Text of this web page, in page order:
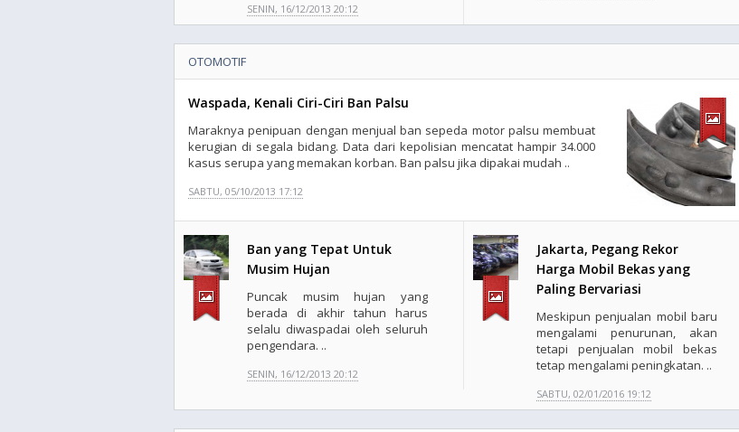
SENIN, 16/12/2013 20:12
OTOMOTIF
Waspada, Kenali Ciri-Ciri Ban Palsu
Maraknya penipuan dengan menjual ban sepeda motor palsu membuat
kerugian di segala bidang. Data dari kepolisian mencatat hampir 34.000
kasus serupa yang memakan korban. Ban palsu jika dipakai mudah ..
SABTU, 05/10/2013 17:12
Ban yang Tepat Untuk
Musim Hujan
Puncak musim hujan yang
berada di akhir tahun harus
selalu diwaspadai oleh seluruh
pengendara. ..
SENIN, 16/12/2013 20:12
Jakarta, Pegang Rekor
Harga Mobil Bekas yang
Paling Bervariasi
Meskipun penjualan mobil baru
mengalami penurunan, akan
tetapi penjualan mobil bekas
tetap mengalami peningkatan. ..
SABTU, 02/01/2016 19:12